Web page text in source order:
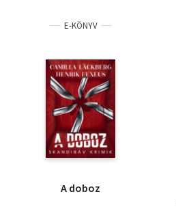
E-KÖNYV
A doboz